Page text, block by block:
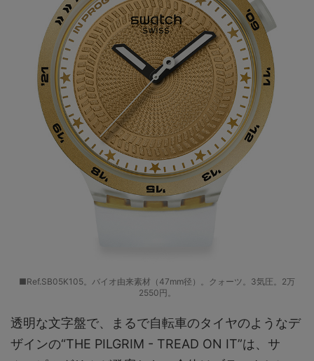
■Ref.SB05K105。バイオ由来素材（47mm径）。クォーツ。3気圧。2万
2550円。
透明な文字盤で、まるで自転車のタイヤのようなデ
ザインの“THE PILGRIM - TREAD ON IT”は、サ